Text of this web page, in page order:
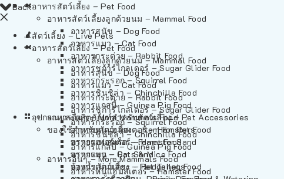
Back
สัตว์เลี้ยง – Live Pets
อาหารสัตว์เลี้ยง – Pet Food
อาหารสัตว์เลี้ยงลูกด้วยนม – Mammal Food
อาหารสุนัข – Dog Food
อาหารแมว – Cat Food
อาหารกระต่าย – Rabbit Food
อาหารชูก้าร์ไกลเดอร์ – Sugar Glider Food
อาหารกระรอก – Squirrel Food
อาหารชินชิล่า – Chinchilla Food
อาหารแกสบี้ – Guinea Pig Food
อาหารอื่นๆ – More Mammals Food
อาหารหนูแฮมสเตอร์ – Hamster Food
อาหารสัตว์เลี้ยง – Pet Food
อาหารสัตว์เลี้ยงลูกด้วยนม – Mammal Food
อาหารสุนัข – Dog Food
อาหารแมว – Cat Food
อาหารกระต่าย – Rabbit Food
อาหารชูก้าร์ไกลเดอร์ – Sugar Glider Food
อาหารกระรอก – Squirrel Food
อาหารชินชิล่า – Chinchilla Food
อาหารแกสบี้ – Guinea Pig Food
อาหารอื่นๆ – More Mammals Food
อาหารหนูแฮมสเตอร์ – Hamster Food
อาหารเฟอร์เร็ต – Ferret Food
อาหารหนู – Rats & Mice Food
อาหารเม่นแคระ – Hedgehog Food
อุปกรณและผลิตภัณฑ์สำหรับสัตว์เลี้ยง – Pet Accessories
ของใช้สำหรับสัตว์เลี้ยง – Item For Pets
ทรายแฮมสเตอร์ – Hamster Sand
ทรายแมว – Cat Sand
ห้องน้ำสัตว์เลี้ยง – Pet Toilets